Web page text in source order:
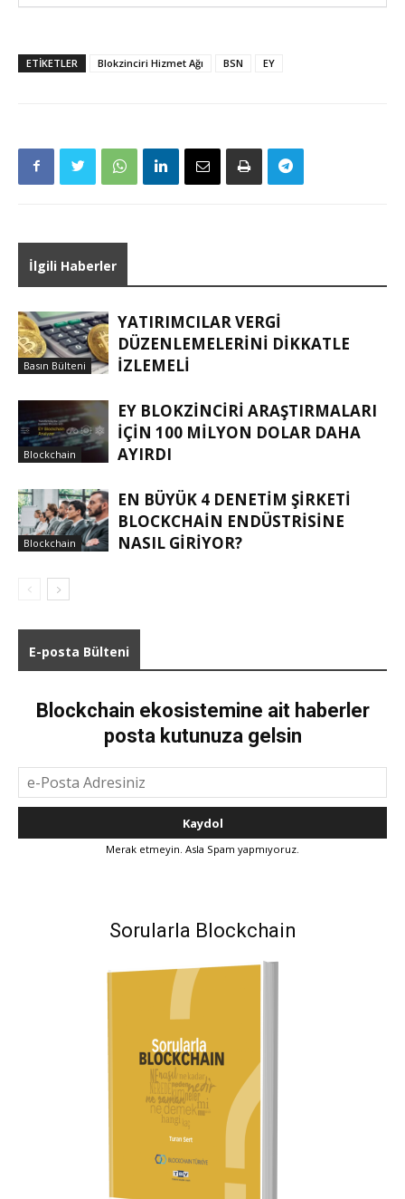
ETIKETLER Blokzinciri Hizmet Ağı BSN EY
İlgili Haberler
Basın Bülteni
YATIRIMCILAR VERGI
DÜZENLEMELERINI DIKKATLE
IZLEMELI
Blockchain
EY BLOKZINCIRI ARAŞTIRMALARI
IÇIN 100 MILYON DOLAR DAHA
AYIRDI
Blockchain
EN BÜYÜK 4 DENETIM ŞIRKETI
BLOCKCHAIN ENDÜSTRISINE
NASIL GIRIYOR?
E-posta Bülteni
Blockchain ekosistemine ait haberler
posta kutunuza gelsin
Merak etmeyin. Asla Spam yapmıyoruz.
Sorularla Blockchain